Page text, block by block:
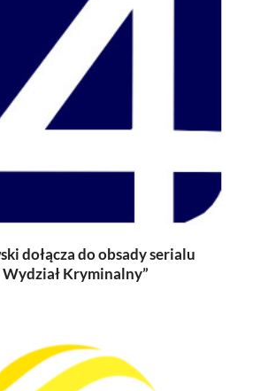
dołącza do obsady serialu
Kryminalny”